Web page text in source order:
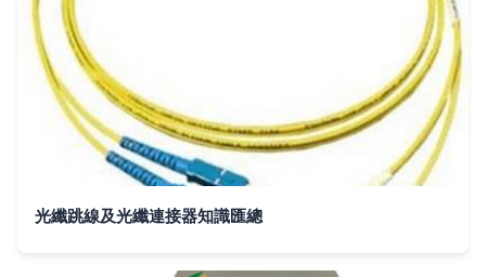
光纖跳線及光纖連接器知識匯總